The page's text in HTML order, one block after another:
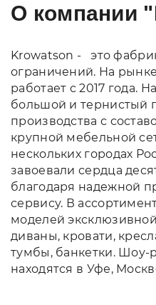
О компании
Krowatson - это
ограничений. На
работает с 2017 года.
большой и тернистый
производства с
крупной мебельной
нескольких городах
завоевали сердца
благодаря надежной
сервису. В
моделей
диваны, кровати,
тумбы, банкетки. Шоу-
находятся в Уфе,